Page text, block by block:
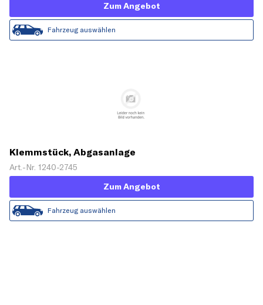
Zum Angebot
Fahrzeug auswählen
Klemmstück, Abgasanlage
Art.-Nr. 1240-2745
Zum Angebot
Fahrzeug auswählen